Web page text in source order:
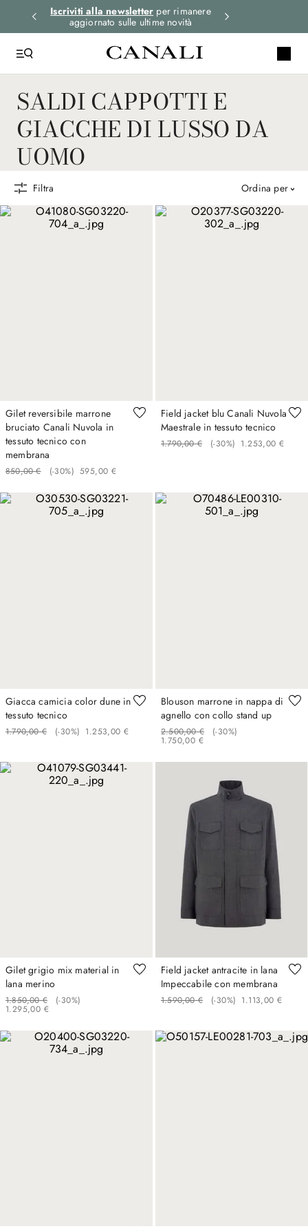
Iscriviti alla newsletter per rimanere
aggiornato sulle ultime novità
SALDI CAPPOTTI E
GIACCHE DI LUSSO DA
UOMO
Filtra ordina per
Gilet reversibile marrone
bruciato Canali Nuvola in
tessuto tecnico con
membrana
850,00 € (-30%) 595,00 €
Field jacket blu Canali Nuvola
Maestrale in tessuto tecnico
1.790,00 € (-30%) 1.253,00 €
Giacca camicia color dune in
tessuto tecnico
1.790,00 € (-30%) 1.253,00 €
Blouson marrone in nappa di
agnello con collo stand up
2.500,00 € (-30%)
1.750,00 €
Gilet grigio mix material in
lana merino
1.850,00 € (-30%)
1.295,00 €
Field jacket antracite in lana
Impeccabile con membrana
1.590,00 € (-30%) 1.113,00 €